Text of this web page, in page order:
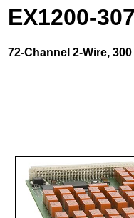
EX1200-
72-Channel 2-Wire,